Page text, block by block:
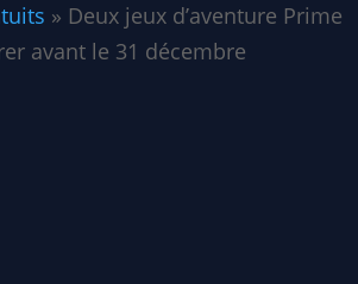
» Deux jeux d’aventure Prime
avant le 31 décembre